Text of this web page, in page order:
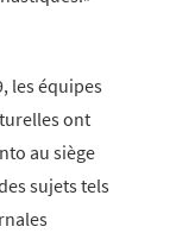
les équipes
ont
au siège
sujets tels